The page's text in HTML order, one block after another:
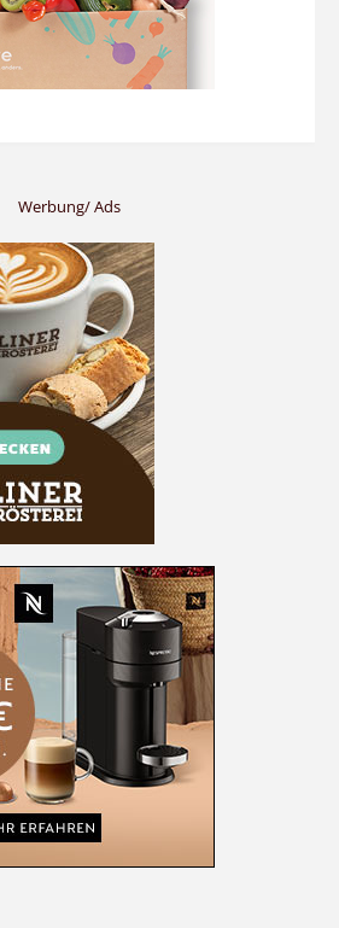
Werbung/ Ads